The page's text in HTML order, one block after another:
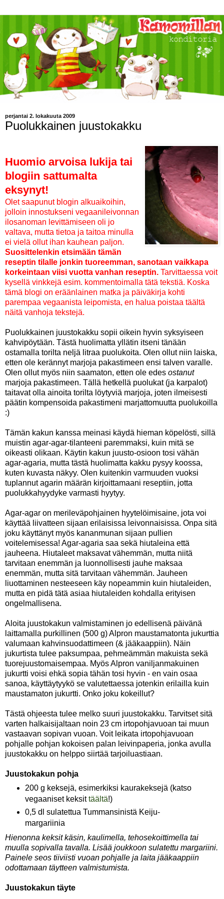
perjantai 2. lokakuuta 2009
Puolukkainen juustokakku
Huomio arvoisa lukija tai
blogiin sattumalta
eksynyt!
Olet saapunut blogin alkuaikoihin,
jolloin innostukseni vegaanileivonnan
ilosanoman levittämiseen oli jo
valtava, mutta tietoa ja taitoa minulla
ei vielä ollut ihan kauhean paljon.
Suosittelenkin etsimään tämän
reseptin tilalle jonkin tuoreemman, sanotaan vaikkapa
korkeintaan viisi vuotta vanhan reseptin. Tarvittaessa voit
kysellä vinkkejä esim. kommentoimalla tätä tekstiä. Koska
tämä blogi on eräänlainen matka ja päiväkirja kohti
parempaa vegaanista leipomista, en halua poistaa täältä
näitä vanhoja tekstejä.
Puolukkainen juustokakku sopii oikein hyvin syksyiseen
kahvipöytään. Tästä huolimatta yllätin itseni tänään
ostamalla torilta neljä litraa puolukoita. Olen ollut niin laiska,
etten ole kerännyt marjoja pakastimeen ensi talven varalle.
Olen ollut myös niin saamaton, etten ole edes ostanut
marjoja pakastimeen. Tällä hetkellä puolukat (ja karpalot)
taitavat olla ainoita torilta löytyviä marjoja, joten ilmeisesti
päätin kompensoida pakastimeni marjattomuutta puolukoilla
:)
Tämän kakun kanssa meinasi käydä hieman köpelösti, sillä
muistin agar-agar-tilanteeni paremmaksi, kuin mitä se
oikeasti olikaan. Käytin kakun juusto-osioon tosi vähän
agar-agaria, mutta tästä huolimatta kakku pysyy koossa,
kuten kuvasta näkyy. Olen kuitenkin varmuuden vuoksi
tuplannut agarin määrän kirjoittamaani reseptiin, jotta
puolukkahyydyke varmasti hyytyy.
Agar-agar on merileväpohjainen hyytelöimisaine, jota voi
käyttää liivatteen sijaan erilaisissa leivonnaisissa. Onpa sitä
joku käyttänyt myös kananmunan sijaan pullien
voitelemisessa! Agar-agaria saa sekä hiutaleina että
jauheena. Hiutaleet maksavat vähemmän, mutta niitä
tarvitaan enemmän ja luonnollisesti jauhe maksaa
enemmän, mutta sitä tarvitaan vähemmän. Jauheen
liuottaminen nesteeseen käy nopeammin kuin hiutaleiden,
mutta en pidä tätä asiaa hiutaleiden kohdalla erityisen
ongelmallisena.
Aloita juustokakun valmistaminen jo edellisenä päivänä
laittamalla purkillinen (500 g) Alpron maustamatonta jukurttia
valumaan kahvinsuodattimeen (& jääkaappiin). Näin
jukurtista tulee paksumpaa, pehmeämmän makuista sekä
tuorejuustomaisempaa. Myös Alpron vaniljanmakuinen
jukurtti voisi ehkä sopia tähän tosi hyvin - en vain osaa
sanoa, käyttäytyykö se valutettaessa jotenkin erilailla kuin
maustamaton jukurtti. Onko joku kokeillut?
Tästä ohjeesta tulee melko suuri juustokakku. Tarvitset sitä
varten halkaisijaltaan noin 23 cm irtopohjavuoan tai muun
vastaavan sopivan vuoan. Voit leikata irtopohjavuoan
pohjalle pohjan kokoisen palan leivinpaperia, jonka avulla
juustokakku on helppo siirtää tarjoiluastiaan.
Juustokakun pohja
200 g keksejä, esimerkiksi kaurakeksejä (katso
vegaaniset keksittäältä!)
0,5 dl sulatettua Tummansinistä Keiju-
margariinia
Hienonna keksit käsin, kaulimella, tehosekoittimella tai
muulla sopivalla tavalla. Lisää joukkoon sulatettu margariini.
Painele seos tiiviisti vuoan pohjalle ja laita jääkaappiin
odottamaan täytteen valmistumista.
Juustokakun täyte